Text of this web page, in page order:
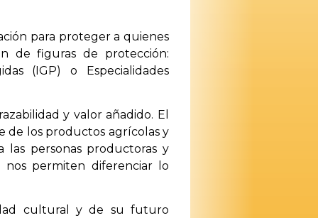
para proteger a quienes
de figuras de protección:
(IGP) o Especialidades
y valor añadido. El
de los productos agrícolas y
las personas productoras y
nos permiten diferenciar lo
cultural y de su futuro